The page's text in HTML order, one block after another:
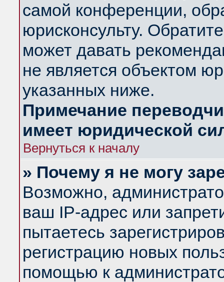
самой конференции,
юрисконсульту.
может давать
не является объектом
указанных ниже.
Примечание
имеет юридической
Вернуться к началу
» Почему я не могу
Возможно,
ваш IP-адрес или
пытаетесь
регистрацию новых
помощью к